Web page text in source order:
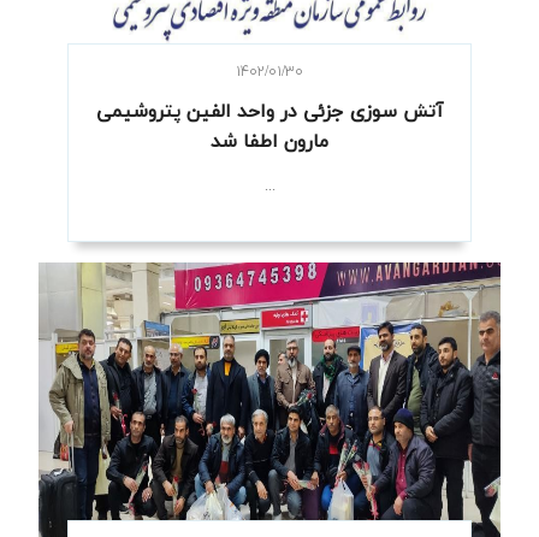
۱۴۰۲/۰۱/۳۰
آتش سوزی جزئی در واحد الفين پتروشيمی
مارون اطفا شد
...